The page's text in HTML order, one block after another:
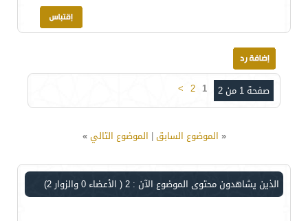
صفحة 1 من 2 1
2
>
« الموضوع السابق| الموضوع التالي»
الذين يشاهدون محتوى الموضوع الآن : 2 ( الأعضاء 0 والزوار 2)